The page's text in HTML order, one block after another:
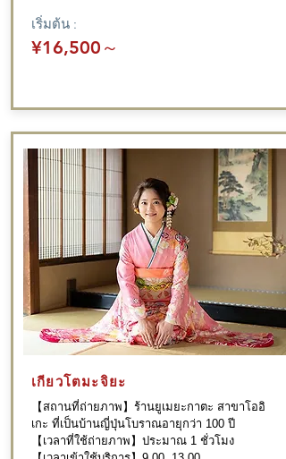
เริ่มต้น :
¥16,500 ～
【สถานที่ถ่ายภาพ】ร้านยูเมยะกาตะ สาขาโออิ
เกะ ที่เป็นบ้านญี่ปุ่นโบราณอายุกว่า 100 ปี
【เวลาที่ใช้ถ่ายภาพ】ประมาณ 1 ชั่วโมง
เกียวโตมะจิยะ